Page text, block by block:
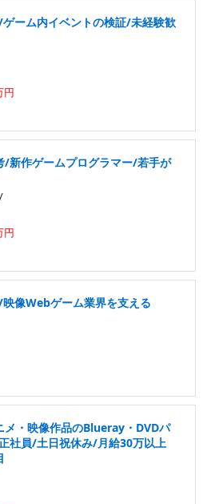
ーム内イベントの検証/未経験歓
円
新作ゲームプログラマー/若手が
円
像Webゲーム業界を支える
メ・映像作品のBlueray・DVDパ
社員/土日祝休み/月給30万以上